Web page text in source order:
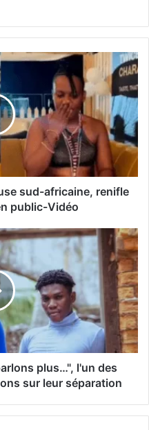
sud-africaine, renifle
public-Vidéo
plus…", l'un des
sur leur séparation